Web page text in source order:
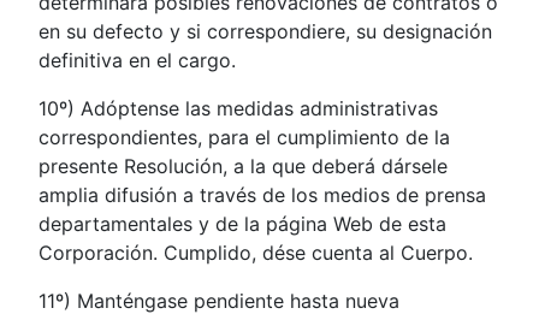
en su defecto y si correspondiere, su designación
definitiva en el cargo.
10º) Adóptense las medidas administrativas
correspondientes, para el cumplimiento de la
presente Resolución, a la que deberá dársele
amplia difusión a través de los medios de prensa
departamentales y de la página Web de esta
Corporación. Cumplido, dése cuenta al Cuerpo.
11º) Manténgase pendiente hasta nueva